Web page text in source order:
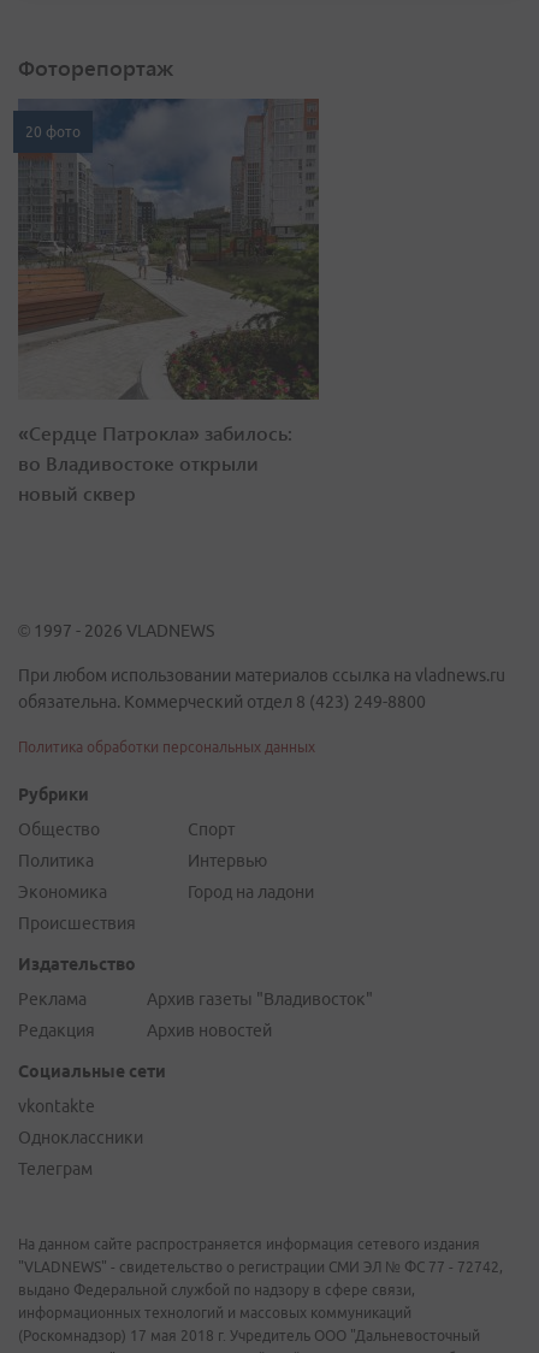
Фоторепортаж
20 фото
«Сердце Патрокла» забилось:
во Владивостоке открыли
новый сквер
© 1997 - 2026 VLADNEWS
При любом использовании материалов ссылка на vladnews.ru
обязательна. Коммерческий отдел 8 (423) 249-8800
Политика обработки персональных данных
Рубрики
Общество
Политика
Экономика
Происшествия
Спорт
Интервью
Город на ладони
Издательство
Реклама
Редакция
Архив газеты "Владивосток"
Архив новостей
Социальные сети
vkontakte
Одноклассники
Телеграм
На данном сайте распространяется информация сетевого издания
"VLADNEWS" - свидетельство о регистрации СМИ ЭЛ № ФС 77 - 72742,
выдано Федеральной службой по надзору в сфере связи,
информационных технологий и массовых коммуникаций
(Роскомнадзор) 17 мая 2018 г. Учредитель ООО "Дальневосточный